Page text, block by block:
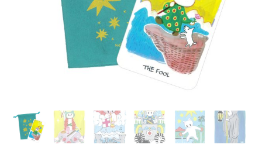
カード関連グッズ